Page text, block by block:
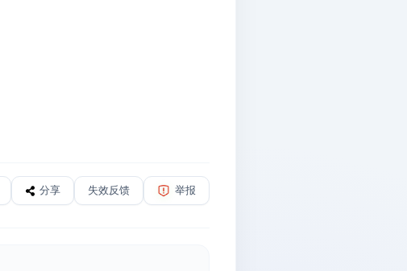
分享 失效反馈 举报